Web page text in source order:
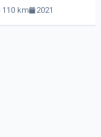
110 km 2021